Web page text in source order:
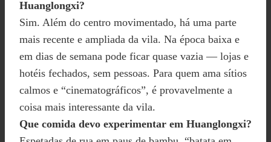
Huanglongxi?
Sim. Além do centro movimentado, há uma parte
mais recente e ampliada da vila. Na época baixa e
em dias de semana pode ficar quase vazia — lojas e
hotéis fechados, sem pessoas. Para quem ama sítios
calmos e “cinematográficos”, é provavelmente a
coisa mais interessante da vila.
Que comida devo experimentar em Huanglongxi?